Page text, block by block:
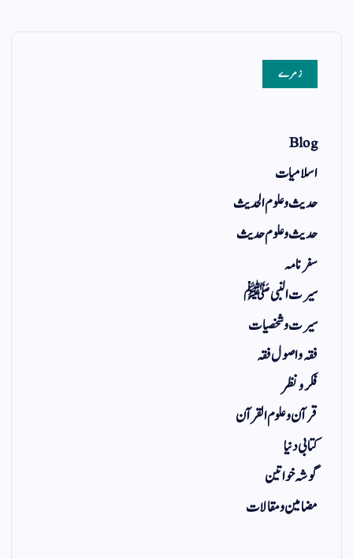
زمرے
Blog
اسلامیات
حدیث و علوم الحدیث
حدیث و علوم حدیث
سفر نامہ
سیرت النبی ﷺ
سیرت و شخصیات
فقہ و اصول فقہ
فکر و نظر
قرآن و علوم القرآن
کتابی دنیا
گوشہ خواتین
مضامین و مقالات